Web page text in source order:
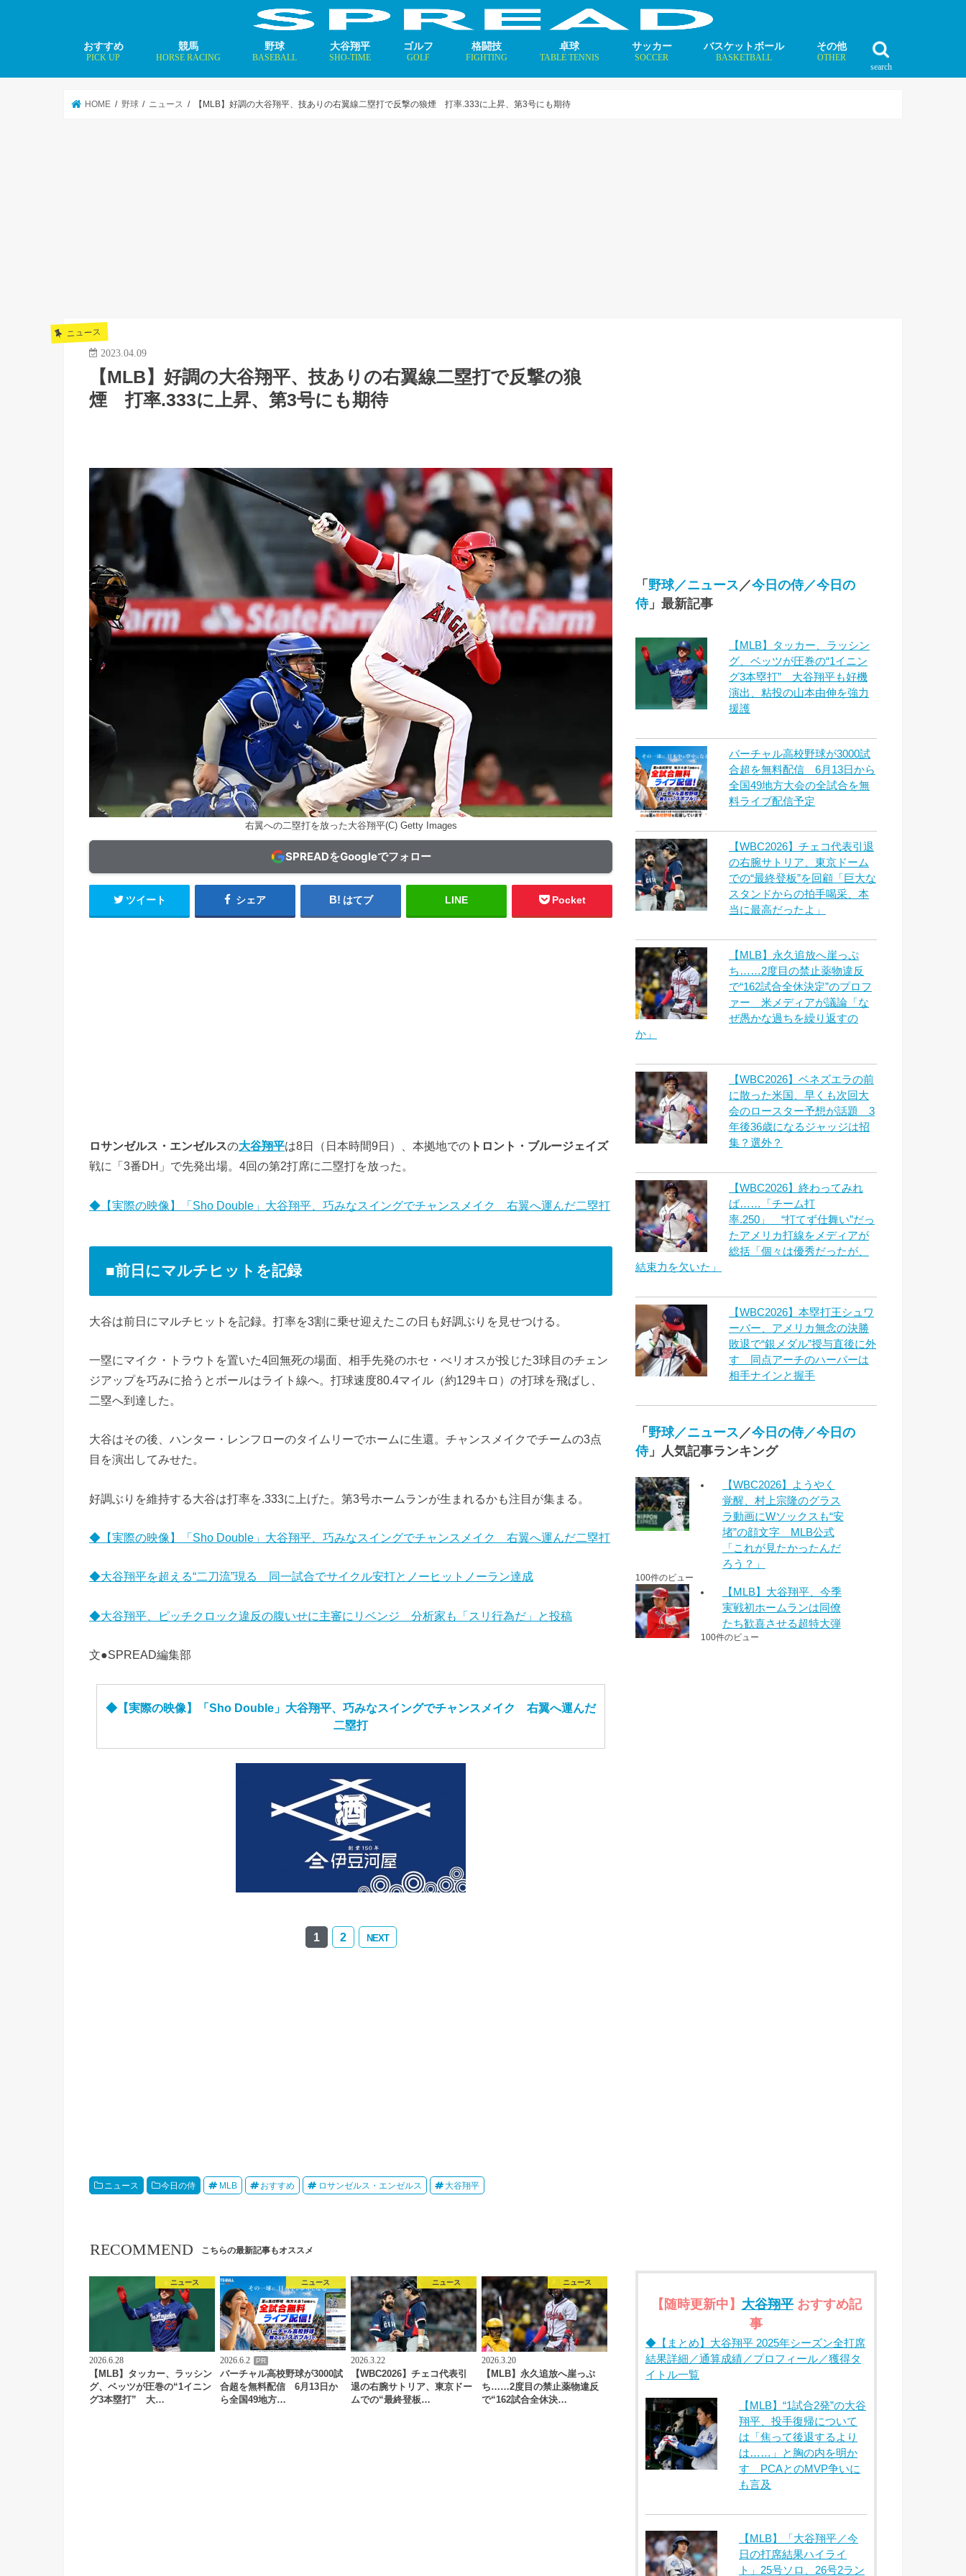
search
おすすめ
PICK UP
競馬
HORSE RACING
野球
BASEBALL
大谷翔平
SHO-TIME
ゴルフ
GOLF
格闘技
FIGHTING
卓球
TABLE TENNIS
サッカー
SOCCER
バスケットボール
BASKETBALL
その他
OTHER
HOME 野球 ニュース 【MLB】好調の大谷翔平、技ありの右翼線二塁打で反撃の狼煙 打率.333に上昇、第3号にも期待
ニュース
2023.04.09
【MLB】好調の大谷翔平、技ありの右翼線二塁打で反撃の狼
煙 打率.333に上昇、第3号にも期待
右翼への二塁打を放った大谷翔平(C) Getty Images
SPREADをGoogleでフォロー
ツイート シェア はてブ LINE Pocket
ロサンゼルス・エンゼルスの大谷翔平は8日（日本時間9日）、本拠地での トロント・ブルージェイズ
戦に「3番DH」で先発出場。4回の第2打席に二塁打を放った。
◆【実際の映像】「Sho Double」大谷翔平、巧みなスイングでチャンスメイク 右翼へ運んだ二塁打
■前日にマルチヒットを記録
大谷は前日にマルチヒットを記録。打率を3割に乗せ迎えたこの日も好調ぶりを見せつける。
一塁にマイク・トラウトを置いた4回無死の場面、相手先発のホセ・べリオスが投じた3球目のチェン
ジアップを巧みに拾うとボールはライト線へ。打球速度80.4マイル（約129キロ）の打球を飛ばし、
二塁へ到達した。
大谷はその後、ハンター・レンフローのタイムリーでホームに生還。チャンスメイクでチームの3点
目を演出してみせた。
好調ぶりを維持する大谷は打率を.333に上げた。第3号ホームランが生まれるかも注目が集まる。
◆【実際の映像】「Sho Double」大谷翔平、巧みなスイングでチャンスメイク 右翼へ運んだ二塁打
◆大谷翔平を超える“二刀流”現る 同一試合でサイクル安打とノーヒットノーラン達成
◆大谷翔平、ピッチクロック違反の腹いせに主審にリベンジ 分析家も「スリ行為だ」と投稿
文●SPREAD編集部
◆【実際の映像】「Sho Double」大谷翔平、巧みなスイングでチャンスメイク 右翼へ運んだ
二塁打
1 2 NEXT
ニュース 今日の侍 MLB おすすめ ロサンゼルス・エンゼルス 大谷翔平
RECOMMEND こちらの最新記事もオススメ
ニュース
2026.6.28
【MLB】タッカー、ラッシン
グ、ベッツが圧巻の“1イニン
グ3本塁打” 大…
ニュース
2026.6.2 PR
バーチャル高校野球が3000試
合超を無料配信 6月13日か
ら全国49地方…
ニュース
2026.3.22
【WBC2026】チェコ代表引
退の右腕サトリア、東京ドー
ムでの“最終登板…
ニュース
2026.3.20
【MLB】永久追放へ崖っぷ
ち……2度目の禁止薬物違反
で“162試合全休決…
「 野球／ニュース ／今日の侍／今日の
侍」最新記事
【MLB】タッカー、ラッシン
グ、ベッツが圧巻の“1イニン
グ3本塁打” 大谷翔平も好機
演出、粘投の山本由伸を強力
援護
バーチャル高校野球が3000試
合超を無料配信 6月13日から
全国49地方大会の全試合を無
料ライブ配信予定
【WBC2026】チェコ代表引退
の右腕サトリア、東京ドーム
での“最終登板”を回顧「巨大な
スタンドからの拍手喝采、本
当に最高だったよ」
【MLB】永久追放へ崖っぷ
ち……2度目の禁止薬物違反
で“162試合全休決定”のプロフ
ァー 米メディアが議論「な
ぜ愚かな過ちを繰り返すの
か」
【WBC2026】ベネズエラの前
に散った米国、早くも次回大
会のロースター予想が話題 3
年後36歳になるジャッジは招
集？選外？
【WBC2026】終わってみれ
ば……「チーム打
率.250」 “打てず仕舞い”だっ
たアメリカ打線をメディアが
総括「個々は優秀だったが、
結束力を欠いた」
【WBC2026】本塁打王シュワ
ーバー、アメリカ無念の決勝
敗退で“銀メダル”授与直後に外
す 同点アーチのハーパーは
相手ナインと握手
「 野球／ニュース ／今日の侍／今日の
侍」人気記事ランキング
【WBC2026】ようやく
覚醒、村上宗隆のグラス
ラ動画にWソックスも“安
堵”の顔文字 MLB公式
「これが見たかったんだ
ろう？」
100件のビュー
【MLB】大谷翔平、今季
実戦初ホームランは同僚
たち歓喜させる超特大弾
100件のビュー
【随時更新中】 大谷翔平おすすめ記
事
◆【まとめ】大谷翔平 2025年シーズン全打席
結果詳細／通算成績／プロフィール／獲得タ
イトル一覧
【MLB】“1試合2発”の大谷
翔平、投手復帰について
は「焦って後退するより
は……」と胸の内を明か
す PCAとのMVP争いに
も言及
【MLB】「大谷翔平／今
日の打席結果ハイライ
ト」25号ソロ、26号2ラン